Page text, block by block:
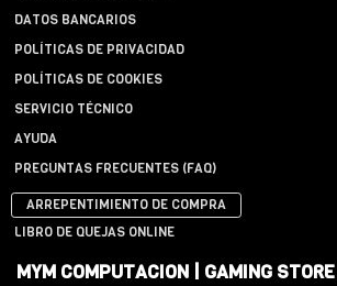
DATOS BANCARIOS
POLÍTICAS DE PRIVACIDAD
POLÍTICAS DE COOKIES
SERVICIO TÉCNICO
AYUDA
PREGUNTAS FRECUENTES (FAQ)
ARREPENTIMIENTO DE COMPRA
LIBRO DE QUEJAS ONLINE
MYM COMPUTACION | GAMING STORE